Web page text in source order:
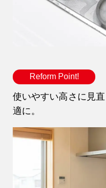
Reform Point!
使いやすい高さに見
適に。